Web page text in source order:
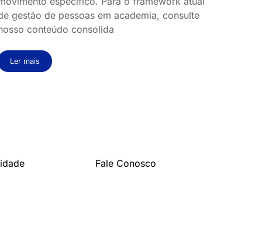
gestão de pessoas em academia, consulte
conteúdo consolida
Ler mais
Fale Conosco